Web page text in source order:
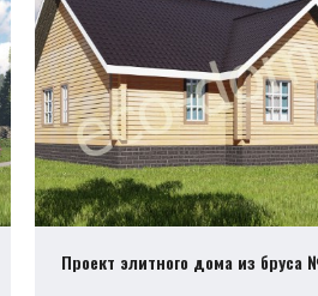
Проект элитного дома из